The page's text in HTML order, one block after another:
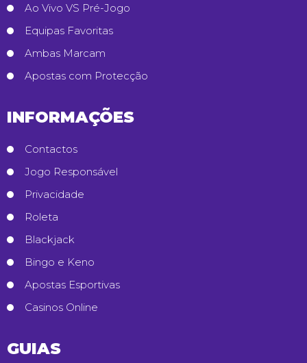
Ao Vivo VS Pré-Jogo
Equipas Favoritas
Ambas Marcam
Apostas com Protecção
INFORMAÇÕES
Contactos
Jogo Responsável
Privacidade
Roleta
Blackjack
Bingo e Keno
Apostas Esportivas
Casinos Online
GUIAS